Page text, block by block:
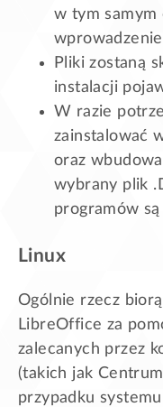
w tym samym
Pliki zostaną
instalacji
W razie
zainstalować
oraz
wybrany plik
programów
Linux
Ogólnie rzecz
LibreOffice za
zalecanych przez
(takich jak
przypadku